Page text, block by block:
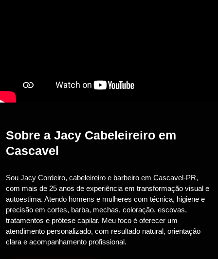
Sobre a Jacy Cabeleireiro em
Cascavel
Sou Jacy Cordeiro, cabeleireiro e barbeiro em Cascavel-PR,
com mais de 25 anos de experiência em transformação visual e
autoestima. Atendo homens e mulheres com técnica, higiene e
precisão em cortes, barba, mechas, coloração, escovas,
tratamentos e prótese capilar. Meu foco é oferecer um
atendimento personalizado, com resultado natural, orientação
clara e acompanhamento profissional.